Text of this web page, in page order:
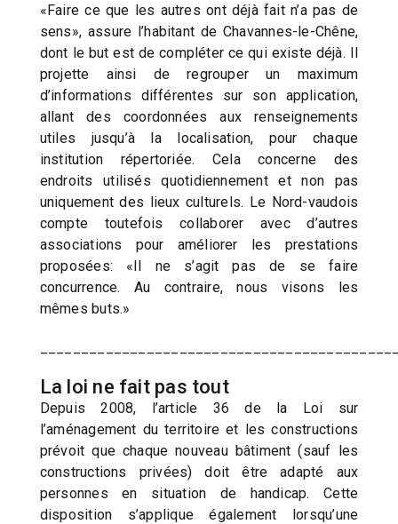
«Faire ce que les autres ont déjà fait n’a pas de
sens», assure l’habitant de Chavannes-le-Chêne,
dont le but est de compléter ce qui existe déjà. Il
projette ainsi de regrouper un maximum
d’informations différentes sur son application,
allant des coordonnées aux renseignements
utiles jusqu’à la localisation, pour chaque
institution répertoriée. Cela concerne des
endroits utilisés quotidiennement et non pas
uniquement des lieux culturels. Le Nord-vaudois
compte toutefois collaborer avec d’autres
associations pour améliorer les prestations
proposées: «Il ne s’agit pas de se faire
concurrence. Au contraire, nous visons les
mêmes buts.»
La loi ne fait pas tout
Depuis 2008, l’article 36 de la Loi sur
l’aménagement du territoire et les constructions
prévoit que chaque nouveau bâtiment (sauf les
constructions privées) doit être adapté aux
personnes en situation de handicap. Cette
disposition s’applique également lorsqu’une